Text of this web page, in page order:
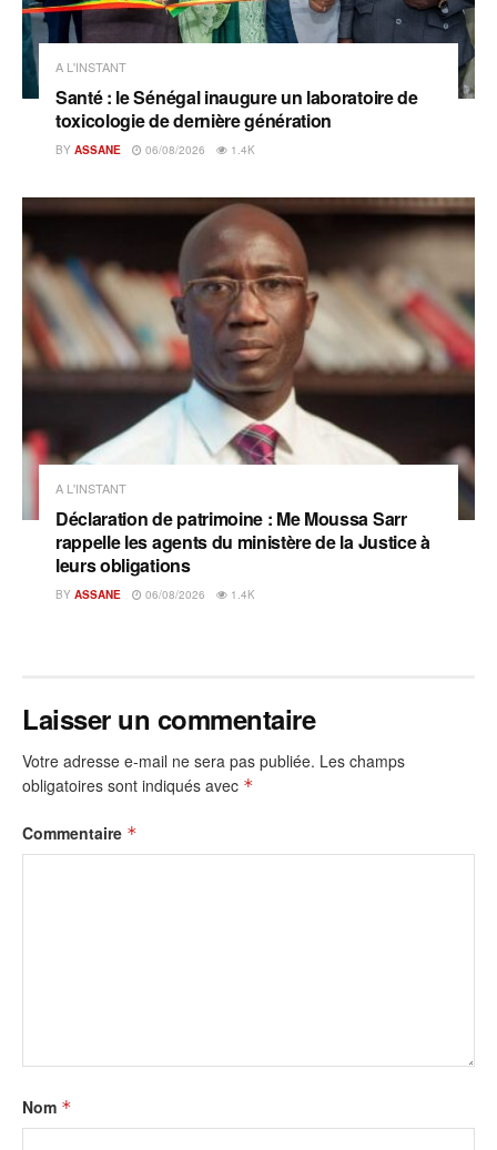
A L'INSTANT
Santé : le Sénégal inaugure un laboratoire de
toxicologie de dernière génération
BY ASSANE 06/08/2026 1.4K
A L'INSTANT
Déclaration de patrimoine : Me Moussa Sarr
rappelle les agents du ministère de la Justice à
leurs obligations
BY ASSANE 06/08/2026 1.4K
Laisser un commentaire
Votre adresse e-mail ne sera pas publiée. Les champs
obligatoires sont indiqués avec *
Commentaire *
Nom *